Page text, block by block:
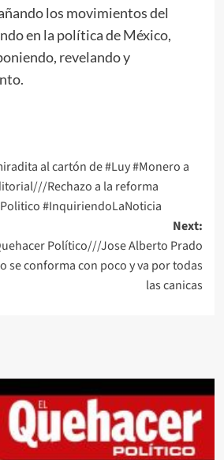
los movimientos del
en la política de México,
revelando y
al cartón de #Luy #Monero a
Rechazo a la reforma
#InquiriendoLaNoticia
Next:
Político///Jose Alberto Prado
se conforma con poco y va por todas
las canicas